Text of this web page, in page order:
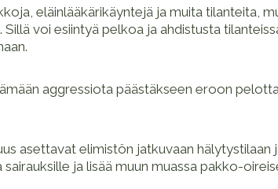
eläinlääkärikäyntejä ja muita tilanteita,
voi esiintyä pelkoa ja ahdistusta
aggressiota päästäkseen eroon
asettavat elimistön jatkuvaan hälytystilaan
ja lisää muun muassa pakko-